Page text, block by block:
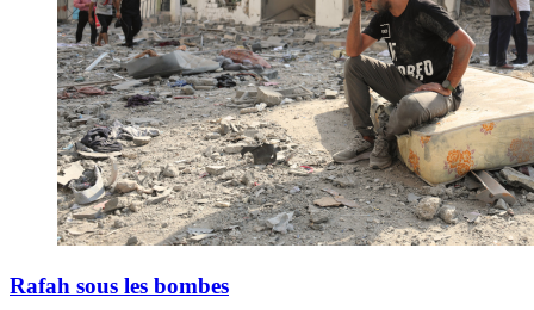
Rafah sous les bombes